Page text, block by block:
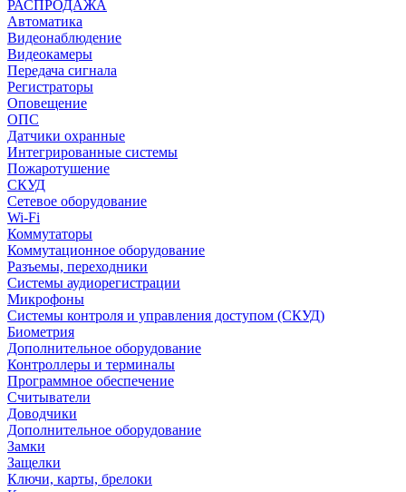
РАСПРОДАЖА
Автоматика
Видеонаблюдение
Видеокамеры
Передача сигнала
Регистраторы
Оповещение
ОПС
Датчики охранные
Интегрированные системы
Пожаротушение
СКУД
Сетевое оборудование
Wi-Fi
Коммутаторы
Коммутационное оборудование
Разъемы, переходники
Системы аудиорегистрации
Микрофоны
Системы контроля и управления доступом (СКУД)
Биометрия
Дополнительное оборудование
Контроллеры и терминалы
Программное обеспечение
Считыватели
Доводчики
Дополнительное оборудование
Замки
Защелки
Ключи, карты, брелоки